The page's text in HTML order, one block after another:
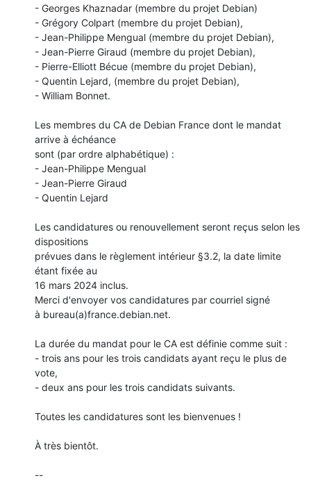
- Georges Khaznadar (membre du projet Debian)
- Grégory Colpart (membre du projet Debian),
- Jean-Philippe Mengual (membre du projet Debian),
- Jean-Pierre Giraud (membre du projet Debian),
- Pierre-Elliott Bécue (membre du projet Debian),
- Quentin Lejard, (membre du projet Debian),
- William Bonnet.
Les membres du CA de Debian France dont le mandat
arrive à échéance
sont (par ordre alphabétique) :
- Jean-Philippe Mengual
- Jean-Pierre Giraud
- Quentin Lejard
Les candidatures ou renouvellement seront reçus selon les
dispositions
prévues dans le règlement intérieur §3.2, la date limite
étant fixée au
16 mars 2024 inclus.
Merci d'envoyer vos candidatures par courriel signé
à bureau(a)france.debian.net.
La durée du mandat pour le CA est définie comme suit :
- trois ans pour les trois candidats ayant reçu le plus de
vote,
- deux ans pour les trois candidats suivants.
Toutes les candidatures sont les bienvenues !
À très bientôt.
--